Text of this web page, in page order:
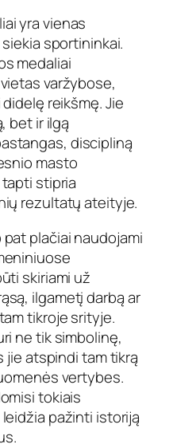
yra vienas
sportininkai.
medaliai
varžybose,
reikšmę. Jie
bet ir ilgą
discipliną
masto
stipria
rezultatų ateityje.
plačiai naudojami
skiriami už
ilgametį darbą ar
tikroje srityje.
ne tik simbolinę,
atspindi tam tikrą
vertybes.
tokiais
pažinti istoriją